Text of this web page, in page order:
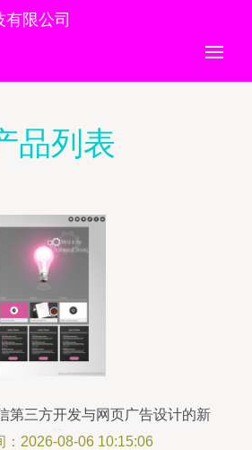
限公司
品列表
第三方开发与网页广告设计的新
趋势
：2026-08-06 10:15:06